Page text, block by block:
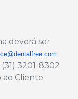
deverá ser
3201-8302
ao Cliente